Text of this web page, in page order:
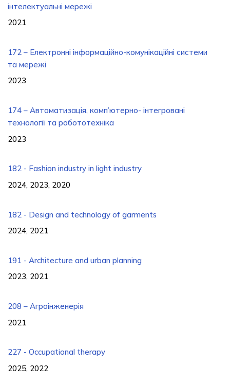
інтелектуальні мережі
2021
172 – Електронні інформаційно-комунікаційні системи
та мережі
2023
174 – Автоматизація, комп’ютерно- інтегровані
технології та робототехніка
2023
182 - Fashion industry in light industry
2024, 2023, 2020
182 - Design and technology of garments
2024, 2021
191 - Architecture and urban planning
2023, 2021
208 – Агроінженерія
2021
227 - Occupational therapy
2025, 2022